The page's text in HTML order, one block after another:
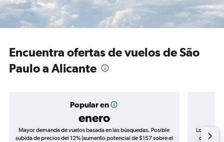
Encuentra ofertas de vuelos de São
Paulo a Alicante
Popular en
enero
Mayor demanda de vuelos basada en las búsquedas. Posible
subida de precios del 12% (aumento potencial de $157 sobre el
Los
de